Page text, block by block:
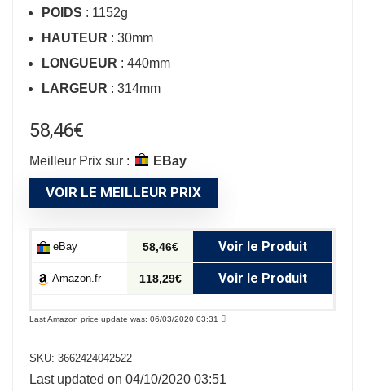
POIDS : 1152g
HAUTEUR : 30mm
LONGUEUR : 440mm
LARGEUR : 314mm
58,46€
Meilleur Prix sur : eBay
VOIR LE MEILLEUR PRIX
eBay 58,46€ Voir le Produit
Amazon.fr 118,29€ Voir le Produit
Last Amazon price update was: 06/03/2020 03:31
SKU: 3662424042522
Last updated on 04/10/2020 03:51